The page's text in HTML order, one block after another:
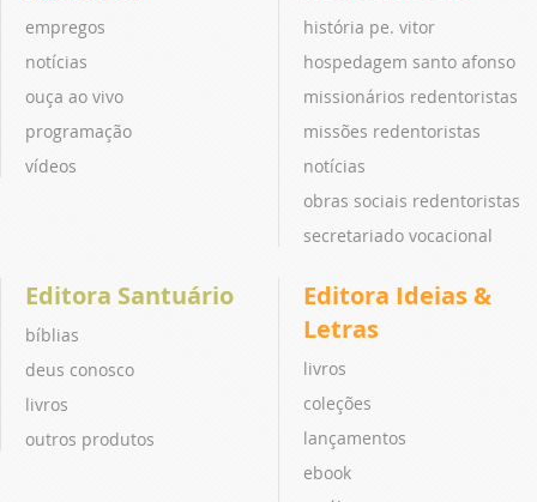
empregos
notícias
ouça ao vivo
programação
vídeos
história pe. vitor
hospedagem santo afonso
missionários redentoristas
missões redentoristas
notícias
obras sociais redentoristas
secretariado vocacional
Editora Santuário
bíblias
deus conosco
livros
outros produtos
Editora Ideias &
Letras
livros
coleções
lançamentos
ebook